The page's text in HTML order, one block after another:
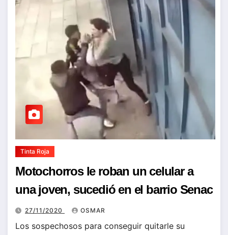
Tinta Roja
Motochorros le roban un celular a
una joven, sucedió en el barrio Senac
27/11/2020 OSMAR
Los sospechosos para conseguir quitarle su